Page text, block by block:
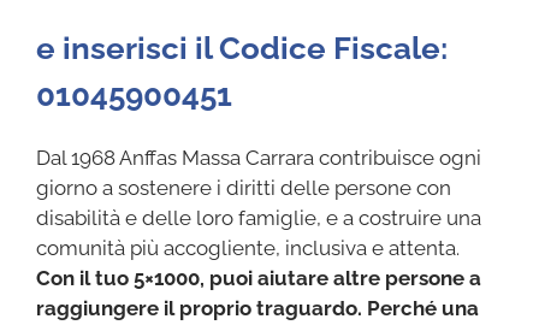
e inserisci il Codice Fiscale:
01045900451
Dal 1968 Anffas Massa Carrara contribuisce ogni
giorno a sostenere i diritti delle persone con
disabilità e delle loro famiglie, e a costruire una
comunità più accogliente, inclusiva e attenta.
Con il tuo 5×1000, puoi aiutare altre persone a
raggiungere il proprio traguardo. Perché una